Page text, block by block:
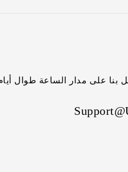
بنا على مدار الساعة طوال